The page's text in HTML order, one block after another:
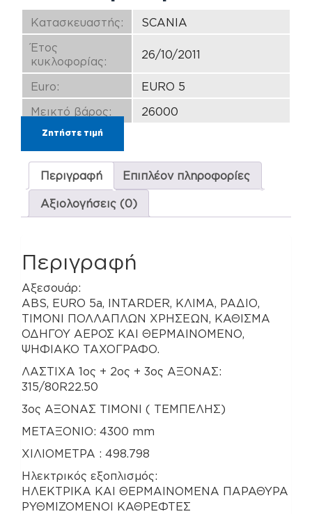
Κατασκευαστής:
SCANIA
Έτος
κυκλοφορίας:
26/10/2011
Euro:
EURO 5
Μεικτό βάρος:
26000
Ζητήστε τιμή
Περιγραφή Επιπλέον πληροφορίες
Αξιολογήσεις (0)
Περιγραφή
Αξεσουάρ:
ABS, EURO 5a, INTARDER, ΚΛΙΜΑ, ΡΑΔΙΟ,
ΤΙΜΟΝΙ ΠΟΛΛΑΠΛΩΝ ΧΡΗΣΕΩΝ, ΚΑΘΙΣΜΑ
ΟΔΗΓΟΥ ΑΕΡΟΣ ΚΑΙ ΘΕΡΜΑΙΝΟΜΕΝΟ,
ΨΗΦΙΑΚΟ ΤΑΧΟΓΡΑΦΟ.
ΛΑΣΤΙΧΑ 1ος + 2ος + 3ος ΑΞΟΝΑΣ:
315/80R22.50
3ος ΑΞΟΝΑΣ ΤΙΜΟΝΙ ( ΤΕΜΠΕΛΗΣ)
ΜΕΤΑΞΟΝΙΟ: 4300 mm
ΧΙΛΙΟΜΕΤΡΑ : 498.798
Ηλεκτρικός εξοπλισμός:
ΗΛΕΚΤΡΙΚΑ ΚΑΙ ΘΕΡΜΑΙΝΟΜΕΝΑ ΠΑΡΑΘΥΡΑ
ΡΥΘΜΙΖΟΜΕΝΟΙ ΚΑΘΡΕΦΤΕΣ